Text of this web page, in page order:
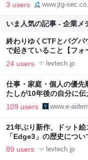
3 users www.jtg-
いま人気の記事 - 企業メ
終わりゆくCTFとバグ
で起きていること【フ
24 users levtech.jp
仕事・家庭・個人の優
たしが10年後の自分に
109 users www.e-
21年ぶり新作、ドット絵
「Edge3」の歴史につ
LAB
89 users levtech.jp